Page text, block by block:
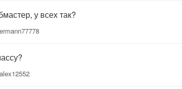
у всех так?
alex12552